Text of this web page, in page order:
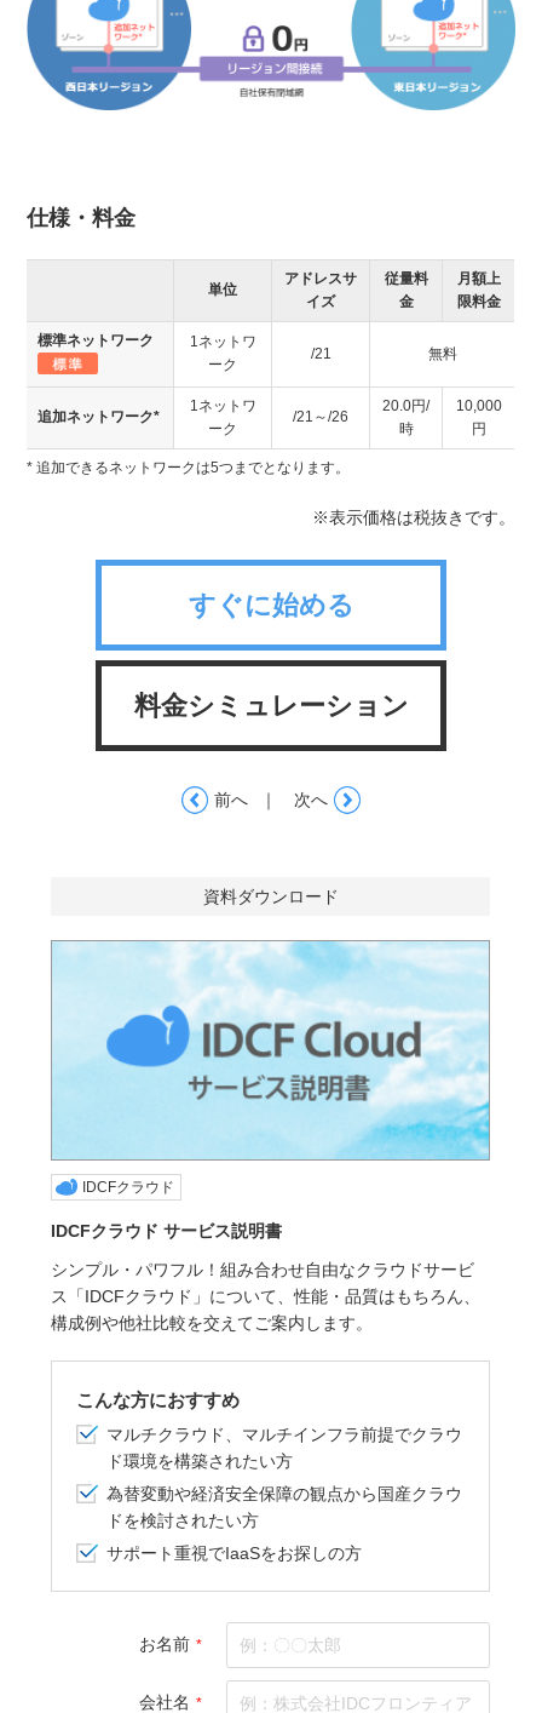
仕様・料金
単位
アドレスサ
イズ
従量料
金
月額上
限料金
標準ネットワーク
1ネットワ
ーク
/21 無料
追加ネットワーク*
1ネットワ
ーク
/21～/26
20.0円/
時
10,000
円
* 追加できるネットワークは5つまでとなります。
※表示価格は税抜きです。
すぐに始める
料金シミュレーション
前へ ｜ 次へ